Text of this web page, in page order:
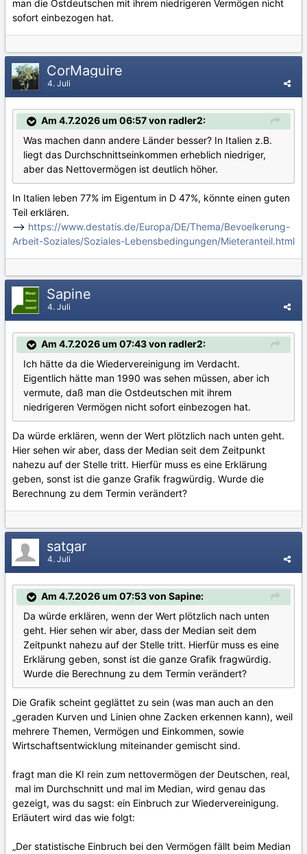
man die Ostdeutschen mit ihrem niedrigeren Vermögen nicht
sofort einbezogen hat.
CorMaguire
4. Juli
Am 4.7.2026 um 06:57 von radler2:
Was machen dann andere Länder besser? In Italien z.B.
liegt das Durchschnittseinkommen erheblich niedriger,
aber das Nettovermögen ist deutlich höher.
In Italien leben 77% im Eigentum in D 47%, könnte einen guten
Teil erklären.
--> https://www.destatis.de/Europa/DE/Thema/Bevoelkerung-
Arbeit-Soziales/Soziales-Lebensbedingungen/Mieteranteil.html
Sapine
4. Juli
Am 4.7.2026 um 07:43 von radler2:
Ich hätte da die Wiedervereinigung im Verdacht.
Eigentlich hätte man 1990 was sehen müssen, aber ich
vermute, daß man die Ostdeutschen mit ihrem
niedrigeren Vermögen nicht sofort einbezogen hat.
Da würde erklären, wenn der Wert plötzlich nach unten geht.
Hier sehen wir aber, dass der Median seit dem Zeitpunkt
nahezu auf der Stelle tritt. Hierfür muss es eine Erklärung
geben, sonst ist die ganze Grafik fragwürdig. Wurde die
Berechnung zu dem Termin verändert?
satgar
4. Juli
Am 4.7.2026 um 07:53 von Sapine:
Da würde erklären, wenn der Wert plötzlich nach unten
geht. Hier sehen wir aber, dass der Median seit dem
Zeitpunkt nahezu auf der Stelle tritt. Hierfür muss es eine
Erklärung geben, sonst ist die ganze Grafik fragwürdig.
Wurde die Berechnung zu dem Termin verändert?
Die Grafik scheint geglättet zu sein (was man auch an den
„geraden Kurven und Linien ohne Zacken erkennen kann), weil
mehrere Themen, Vermögen und Einkommen, sowie
Wirtschaftsentwicklung miteinander gemischt sind.
fragt man die KI rein zum nettovermögen der Deutschen, real,
mal im Durchschnitt und mal im Median, wird genau das
gezeigt, was du sagst: ein Einbruch zur Wiedervereinigung.
Erläutert wird das wie folgt:
„Der statistische Einbruch bei den Vermögen fällt beim Median